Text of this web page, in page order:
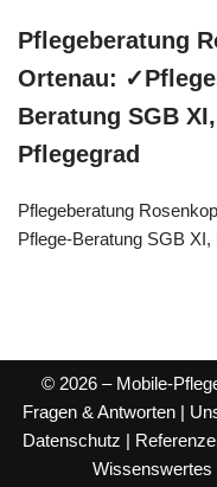
Pflegeberatung
Ortenau:
Beratung SGB
Pflegegrad
Pflegeberatung
Pflege-Beratung SGB
© 2026 – Mobile-
Fragen & Antworten |
Datenschutz |
Wissenswertes